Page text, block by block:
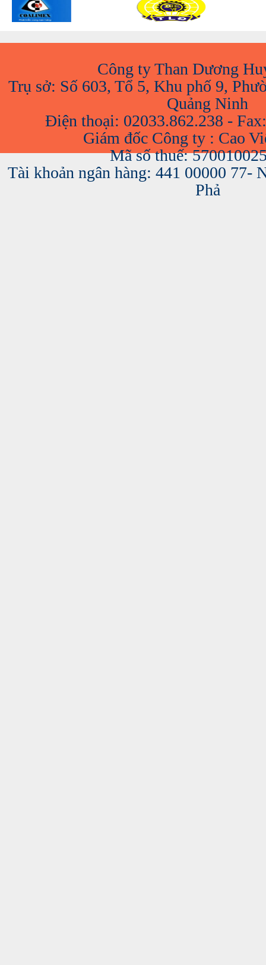
Công ty Than Dương
Trụ sở: Số 603, Tổ 5, Khu phố 9,
Quảng Ninh
Điện thoại: 02033.862.238 -
Giám đốc Công ty : Cao
Mã số thuế:
Tài khoản ngân hàng: 441 00000 77-
Phả